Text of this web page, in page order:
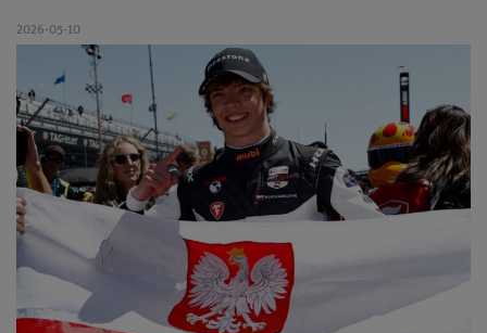
2026-05-10